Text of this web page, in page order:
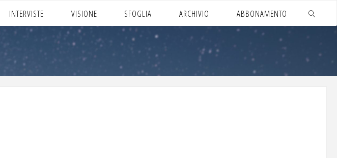
INTERVISTE VISIONE SFOGLIA ARCHIVIO ABBONAMENTO
CERCA